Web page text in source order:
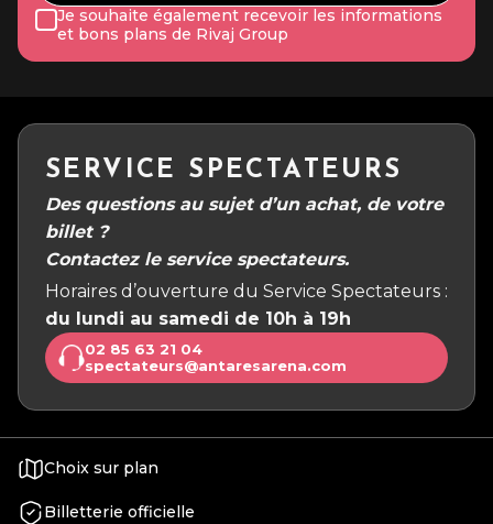
Je souhaite également recevoir les informations
et bons plans de Rivaj Group
SERVICE SPECTATEURS
Des questions au sujet d’un achat, de votre
billet ?
Contactez le service spectateurs.
Horaires d’ouverture du Service Spectateurs :
du lundi au samedi de 10h à 19h
02 85 63 21 04
spectateurs@antaresarena.com
Choix sur plan
Billetterie officielle